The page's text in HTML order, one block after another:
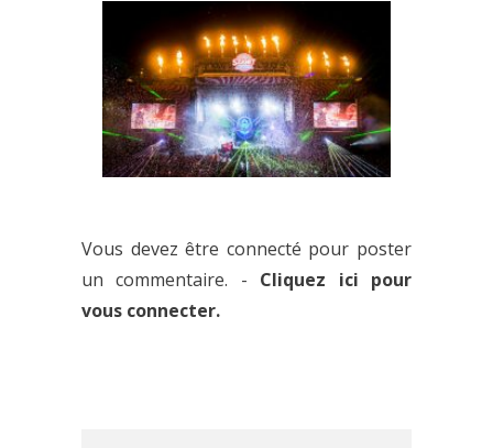
ANIMALZ ANNONCE LA
PREMIÈRE PARTIE DE SON LINE-
UP
ÇA SE FÊTE !
Vous devez être connecté pour poster
un commentaire. - Cliquez ici pour
vous connecter.